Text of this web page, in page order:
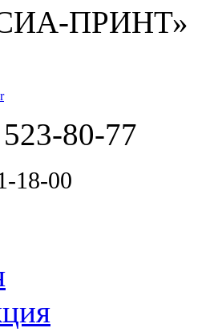
ПРИНТ»
80-77
18-00